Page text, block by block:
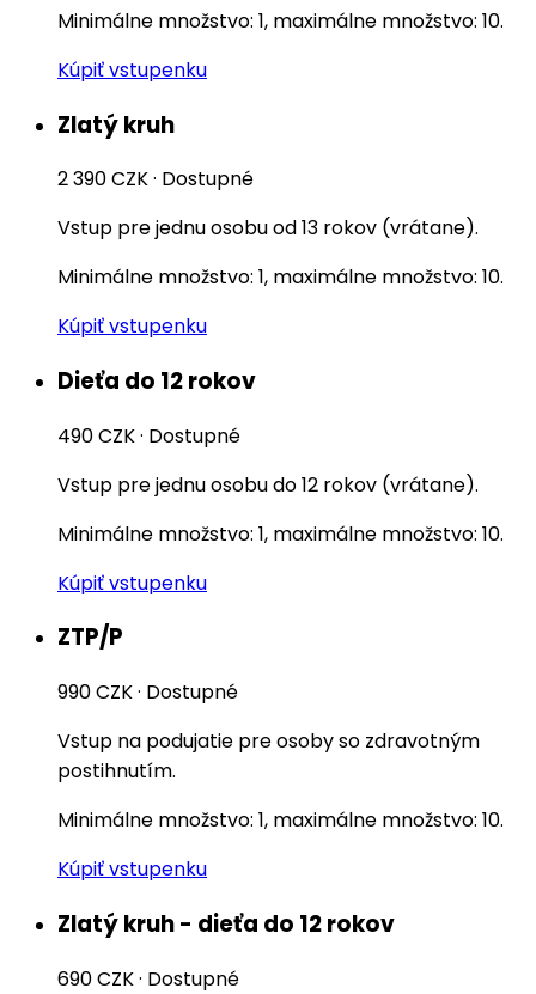
Minimálne množstvo: 1, maximálne množstvo: 10.
Kúpiť vstupenku
Zlatý kruh
2 390 CZK· Dostupné
Vstup pre jednu osobu od 13 rokov (vrátane).
Minimálne množstvo: 1, maximálne množstvo: 10.
Kúpiť vstupenku
Dieťa do 12 rokov
490 CZK· Dostupné
Vstup pre jednu osobu do 12 rokov (vrátane).
Minimálne množstvo: 1, maximálne množstvo: 10.
Kúpiť vstupenku
ZTP/P
990 CZK· Dostupné
Vstup na podujatie pre osoby so zdravotným
postihnutím.
Minimálne množstvo: 1, maximálne množstvo: 10.
Kúpiť vstupenku
Zlatý kruh - dieťa do 12 rokov
690 CZK· Dostupné